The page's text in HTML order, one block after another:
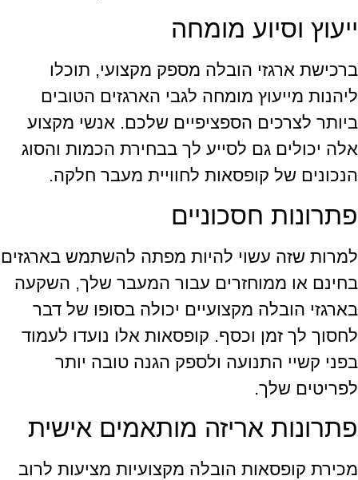
ייעוץ וסיוע מומחה
ברכישת ארגזי הובלה מספק מקצועי, תוכלו
ליהנות מייעוץ מומחה לגבי הארגזים הטובים
ביותר לצרכים הספציפיים שלכם. אנשי מקצוע
אלה יכולים גם לסייע לך בבחירת הכמות והסוג
הנכונים של קופסאות לחוויית מעבר חלקה.
פתרונות חסכוניים
למרות שזה עשוי להיות מפתה להשתמש בארגזים
בחינם או ממוחזרים עבור המעבר שלך, השקעה
בארגזי הובלה מקצועיים יכולה בסופו של דבר
לחסוך לך זמן וכסף. קופסאות אלו נועדו לעמוד
בפני קשיי התנועה ולספק הגנה טובה יותר
לפריטים שלך.
פתרונות אריזה מותאמים אישית
מכירת קופסאות הובלה מקצועיות מציעות לרוב